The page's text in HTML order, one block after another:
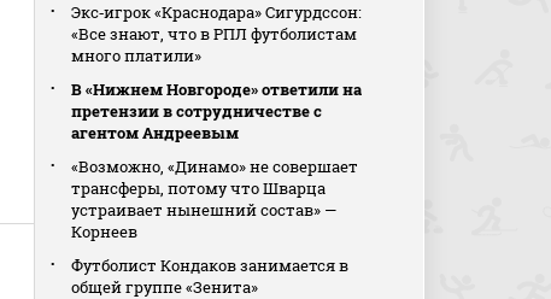
Экс‑игрок «Краснодара» Сигурдссон:
«Все знают, что в РПЛ футболистам
много платили»
В «Нижнем Новгороде» ответили на
претензии в сотрудничестве с
агентом Андреевым
«Возможно, «Динамо» не совершает
трансферы, потому что Шварца
устраивает нынешний состав» —
Корнеев
Футболист Кондаков занимается в
общей группе «Зенита»